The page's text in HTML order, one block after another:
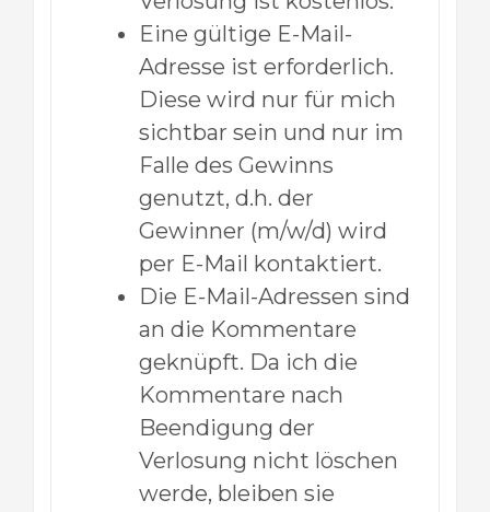
Eine gültige E-Mail-
Adresse ist erforderlich.
Diese wird nur für mich
sichtbar sein und nur im
Falle des Gewinns
genutzt, d.h. der
Gewinner (m/w/d) wird
per E-Mail kontaktiert.
Die E-Mail-Adressen sind
an die Kommentare
geknüpft. Da ich die
Kommentare nach
Beendigung der
Verlosung nicht löschen
werde, bleiben sie